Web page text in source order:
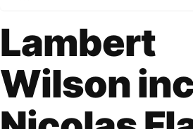
Lambert
Wilson